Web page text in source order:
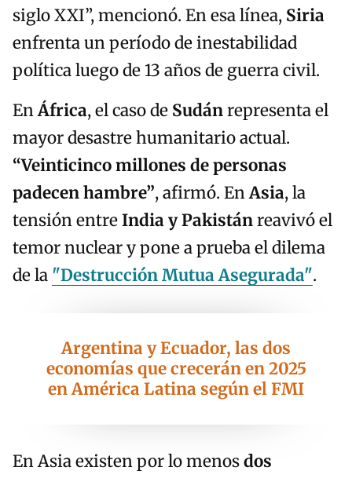
siglo XXI”, mencionó. En esa línea, Siria
enfrenta un período de inestabilidad
política luego de 13 años de guerra civil.
EnÁfrica, el caso de Sudánrepresenta el
mayor desastre humanitario actual.
“Veinticinco millones de personas
padecen hambre”, afirmó. EnAsia, la
tensión entreIndia y Pakistánreavivó el
temor nuclear y pone a prueba el dilema
de la "Destrucción Mutua Asegurada".
Argentina y Ecuador, las dos
economías que crecerán en 2025
en América Latina según el FMI
En Asia existen por lo menosdos